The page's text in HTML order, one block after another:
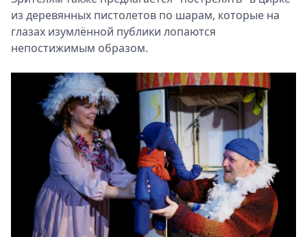
из деревянных пистолетов по шарам, которые на
глазах изумлённой публики лопаются
непостижимым образом.